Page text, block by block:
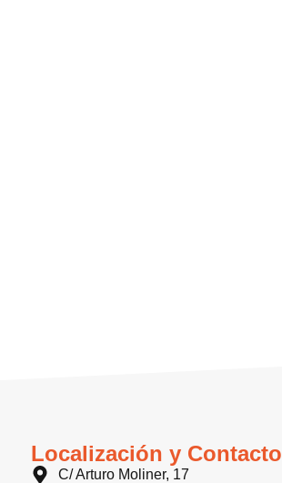
Localización y Contacto
C/ Arturo Moliner, 17